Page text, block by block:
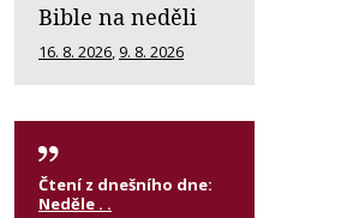
Bible na neděli
16. 8. 2026 9. 8. 2026
Čtení z dnešního dne:
Neděle . .